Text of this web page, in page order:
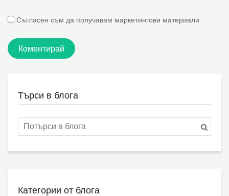
Търси в блога
Категории от блога
Съгласен съм да получавам маркетингови материали
Коментирай